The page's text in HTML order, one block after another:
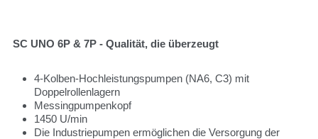
SC UNO 6P & 7P - Qualität, die überzeugt
4-Kolben-Hochleistungspumpen (NA6, C3) mit
Doppelrollenlagern
Messingpumpenkopf
1450 U/min
Die Industriepumpen ermöglichen die Versorgung der